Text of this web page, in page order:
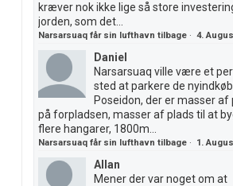
kræver nok ikke lige så store
jorden, som det...
Narsarsuaq får sin lufthavn tilbage · 4.
Daniel
Narsarsuaq ville være et
sted at parkere de
Poseidon, der er masser af
på forpladsen, masser af plads til at
flere hangarer, 1800m...
Narsarsuaq får sin lufthavn tilbage · 1.
Allan
Mener der var noget om at